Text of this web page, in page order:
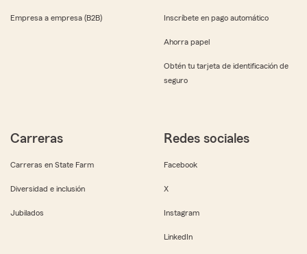
Empresa a empresa (B2B) Inscríbete en pago automático
Ahorra papel
Obtén tu tarjeta de identificación de
seguro
Carreras
Carreras en State Farm
Diversidad e inclusión
Jubilados
Redes sociales
Facebook
X
Instagram
LinkedIn